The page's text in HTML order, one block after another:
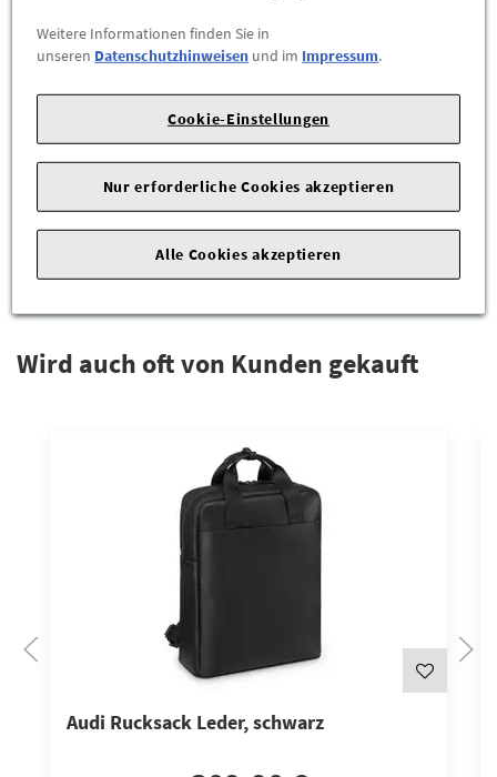
Limousine (AB4), 2021 - , S3 Sportback (AB4), 2021 - , S6 Avant
(C8), 2019 - , S6 Limousine (C8), 2019 - , S7 Sportback (C8),
2019 - , S8 (D5), 2019 - 2021, S8 (D5-PA), 2022 - , SQ7 (PA), 2020
- , SQ8, 2020 - , e-tron GT, 2022 - , e-tron S Sportback, 2021 - , e-
tron S, 2021 - , e-tron Sportback, 2020 - , e-tron, 2019 -
Wird auch oft von Kunden gekauft
Audi Rucksack Leder, schwarz
Weitere Informationen finden Sie in
unseren Datenschutzhinweisen und im Impressum.
Cookie-Einstellungen
Nur erforderliche Cookies akzeptieren
Alle Cookies akzeptieren